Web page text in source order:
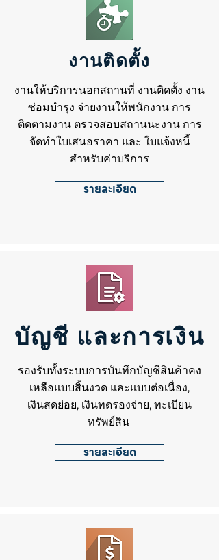
งานติดตั้ง
งานให้บริการนอกสถานที่ งานติดตั้ง งาน
ซ่อมบำรุง จ่ายงานให้พนักงาน การ
ติดตามงาน ตรวจสอบสถานนะงาน การ
จัดทำใบเสนอราคา และ ใบแจ้งหนี้
สำหรับค่าบริการ
รายละเอียด
บัญชี และการเงิน
รองรับทั้งระบบการบันทึกบัญชีสินค้าคง
เหลือแบบสิ้นงวด และแบบต่อเนื่อง,
เงินสดย่อย, เงินทดรองจ่าย, ทะเบียน
ทรัพย์สิน
รายละเอียด